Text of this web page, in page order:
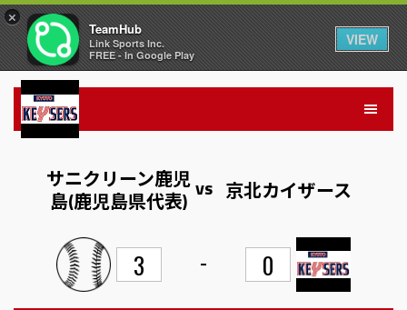
サニクリーン鹿児
島(鹿児島県代表) vs 京北カイザース
3 - 0
×
TeamHub
Link Sports Inc.
FREE - In Google Play
VIEW